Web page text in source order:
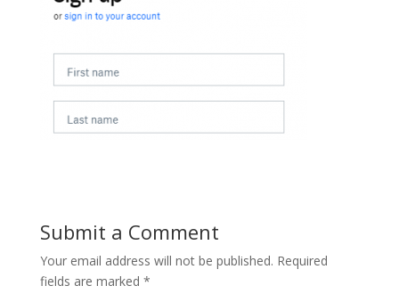
Submit a Comment
Your email address will not be published. Required
fields are marked *